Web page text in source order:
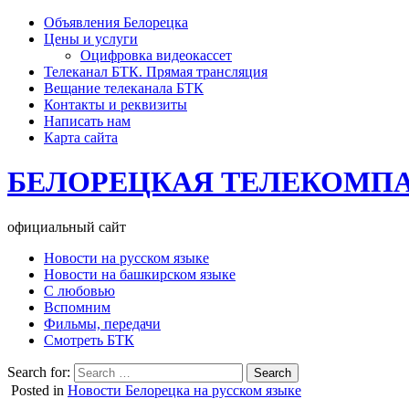
Объявления Белорецка
Цены и услуги
Оцифровка видеокассет
Телеканал БТК. Прямая трансляция
Вещание телеканала БТК
Контакты и реквизиты
Написать нам
Карта сайта
БЕЛОРЕЦКАЯ
официальный сайт
Новости на русском языке
Новости на башкирском языке
С любовью
Вспомним
Фильмы, передачи
Смотреть БТК
Search for:
Posted in Новости Белорецка на русском языке